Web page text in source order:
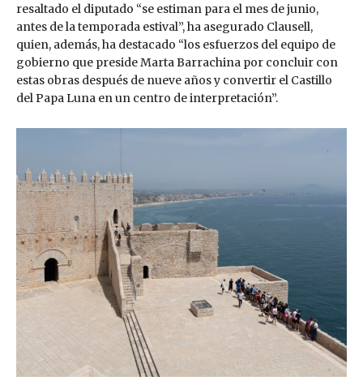
resaltado el diputado “se estiman para el mes de junio,
antes de la temporada estival”, ha asegurado Clausell,
quien, además, ha destacado “los esfuerzos del equipo de
gobierno que preside Marta Barrachina por concluir con
estas obras después de nueve años y convertir el Castillo
del Papa Luna en un centro de interpretación”.